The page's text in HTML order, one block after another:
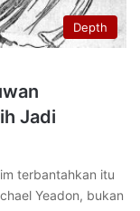
Depth
Jadi
terbantahkan itu
Yeadon, bukan